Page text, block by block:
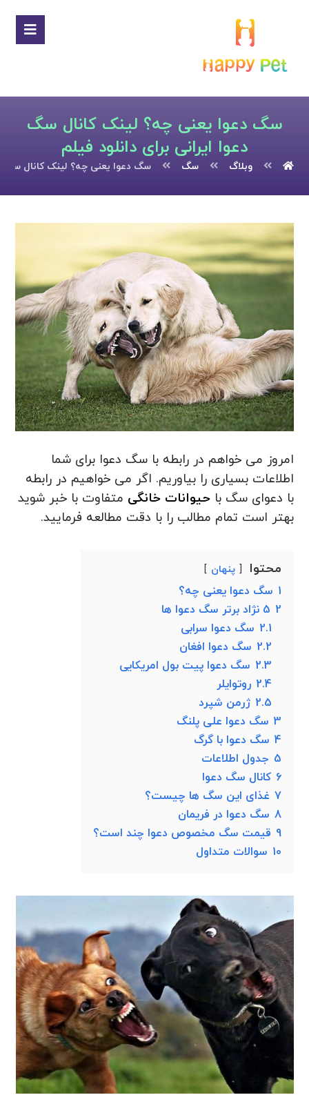
سگ دعوا یعنی چه؟ لینک کانال سگ
دعوا ایرانی برای دانلود فیلم
وبلاگ سگ سگ دعوا یعنی چه؟ لینک کانال سگ
امروز می خواهم در رابطه با سگ دعوا برای شما
اطلاعات بسیاری را بیاوریم. اگر می خواهیم در رابطه
با دعوای سگ باحیوانات خانگی متفاوت با خبر شوید
بهتر است تمام مطالب را با دقت مطالعه فرمایید.
محتوا پنهان
1 سگ دعوا یعنی چه؟
2 5 نژاد برتر سگ دعوا ها
2.1 سگ دعوا سرابی
2.2 سگ دعوا افغان
2.3 سگ دعوا پیت بول امریکایی
2.4 روتوایلر
2.5 ژرمن شپرد
3 سگ دعوا علی پلنگ
4 سگ دعوا با گرگ
5 جدول اطلاعات
6 کانال سگ دعوا
7 غذای این سگ ها چیست؟
8 سگ دعوا در فریمان
9 قیمت سگ مخصوص دعوا چند است؟
10 سوالات متداول